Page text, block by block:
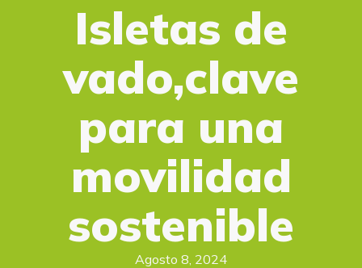
Isletas de
vado,clave
para una
movilidad
sostenible
Agosto 8, 2024